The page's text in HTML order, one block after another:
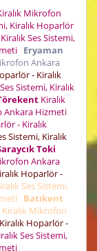
Mikrofon
Kiralık Hoparlör
Kiralık Ses Sistemi,
Eryaman
Ankara
- Kiralık
Sistemi, Kiralık
Kiralık
Ankara Hizmeti
- Kiralık
Sistemi, Kiralık
Toki
Ankara
Hoparlör -
Ses Sistemi,
Batıkent
Kiralık Mikrofon
Hoparlör -
Ses Sistemi,